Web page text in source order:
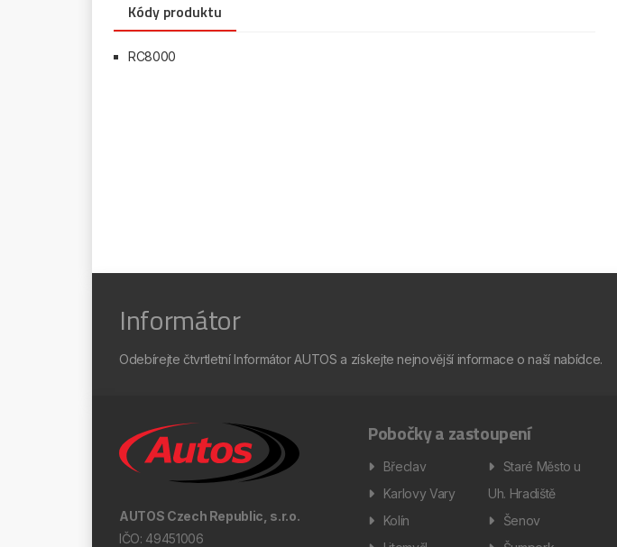
Kódy produktu
RC8000
Informátor
Odebírejte čtvrtletní Informátor AUTOS a získejte nejnovější informace o naší nabídce.
AUTOS Czech Republic, s.r.o.
IČO: 49451006
Pobočky a zastoupení
Břeclav
Karlovy Vary
Kolín
Staré Město u
Uh. Hradiště
Šenov